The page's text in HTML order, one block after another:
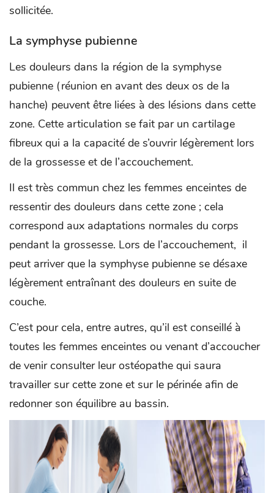
sollicitée.
La symphyse pubienne
Les douleurs dans la région de la symphyse
pubienne (réunion en avant des deux os de la
hanche) peuvent être liées à des lésions dans cette
zone. Cette articulation se fait par un cartilage
fibreux qui a la capacité de s’ouvrir légèrement lors
de la grossesse et de l’accouchement.
Il est très commun chez les femmes enceintes de
ressentir des douleurs dans cette zone ; cela
correspond aux adaptations normales du corps
pendant la grossesse. Lors de l’accouchement, il
peut arriver que la symphyse pubienne se désaxe
légèrement entraînant des douleurs en suite de
couche.
C’est pour cela, entre autres, qu’il est conseillé à
toutes les femmes enceintes ou venant d’accoucher
de venir consulter leur ostéopathe qui saura
travailler sur cette zone et sur le périnée afin de
redonner son équilibre au bassin.